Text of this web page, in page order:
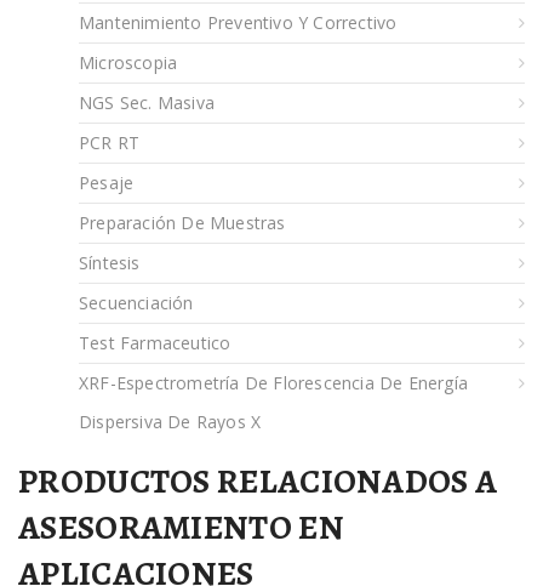
Mantenimiento Preventivo Y Correctivo
Microscopia
NGS Sec. Masiva
PCR RT
Pesaje
Preparación De Muestras
Síntesis
Secuenciación
Test Farmaceutico
XRF-Espectrometría De Florescencia De Energía
Dispersiva De Rayos X
PRODUCTOS RELACIONADOS A
ASESORAMIENTO EN
APLICACIONES